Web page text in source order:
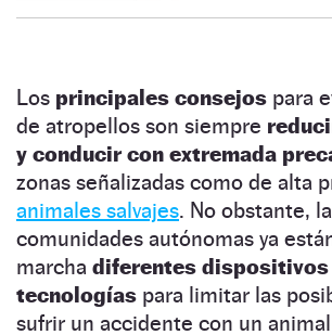
Los principales consejos para
de atropellos son siempre
y conducir con extremada
zonas señalizadas como de alta
animales salvajes. No obstante,
comunidades autónomas ya
marcha diferentes dispositivos
tecnologías para limitar las
sufrir un accidente con un